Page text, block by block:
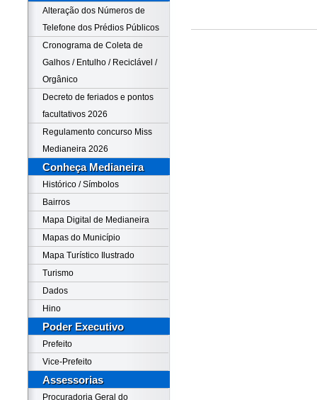
Alteração dos Números de
Telefone dos Prédios Públicos
Cronograma de Coleta de
Galhos / Entulho / Reciclável /
Orgânico
Decreto de feriados e pontos
facultativos 2026
Regulamento concurso Miss
Medianeira 2026
Conheça Medianeira
Histórico / Símbolos
Bairros
Mapa Digital de Medianeira
Mapas do Município
Mapa Turístico Ilustrado
Turismo
Dados
Hino
Poder Executivo
Prefeito
Vice-Prefeito
Assessorias
Procuradoria Geral do